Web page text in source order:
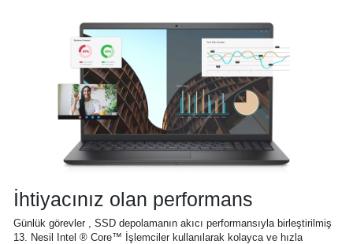
İhtiyacınız olan performans
Günlük görevler , SSD depolamanın akıcı performansıyla birleştirilmiş
13. Nesil Intel ® Core™ İşlemciler kullanılarak kolayca ve hızla